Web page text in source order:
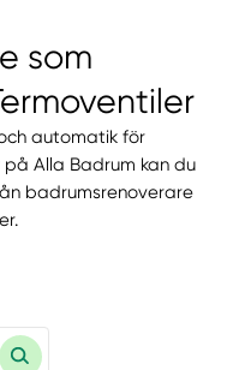
som
automatik för
Alla Badrum kan du
badrumsrenoverare